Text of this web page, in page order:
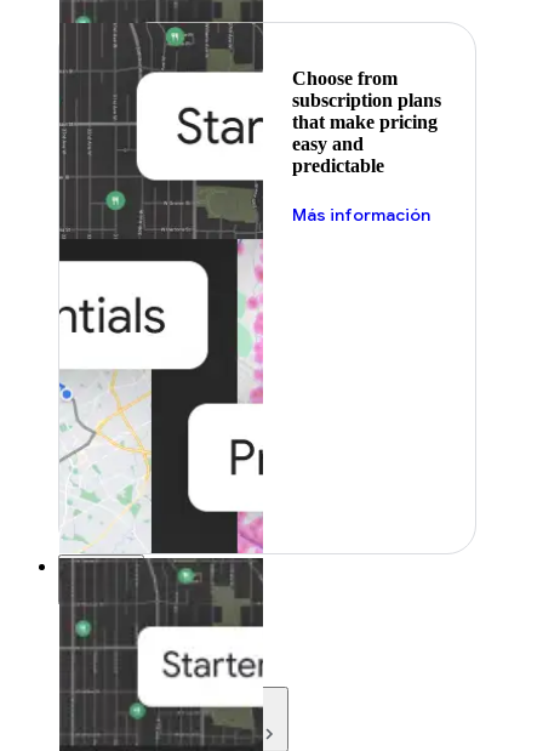
Choose from
subscription plans
that make pricing
easy and
predictable
Más información
Recursos
Recursos
Development